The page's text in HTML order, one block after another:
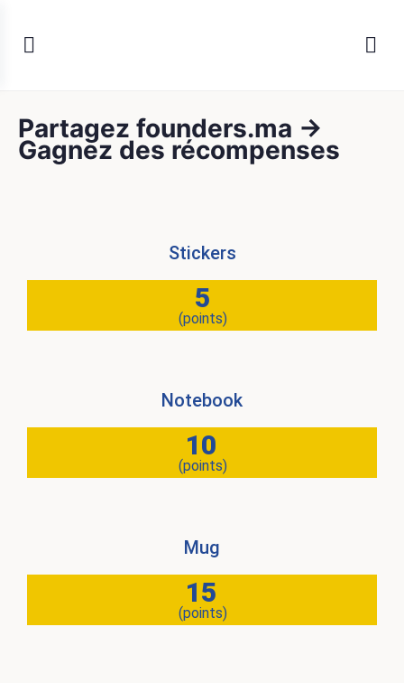
Partagez founders.ma →
Gagnez des récompenses
Stickers
5
(points)
Notebook
10
(points)
Mug
15
(points)